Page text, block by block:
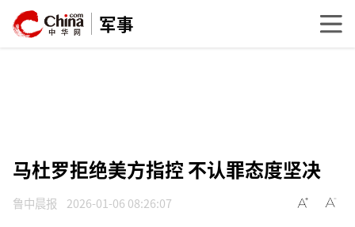
军事
马杜罗拒绝美方指控 不认罪态度坚决
鲁中晨报 2026-01-06 08:26:07